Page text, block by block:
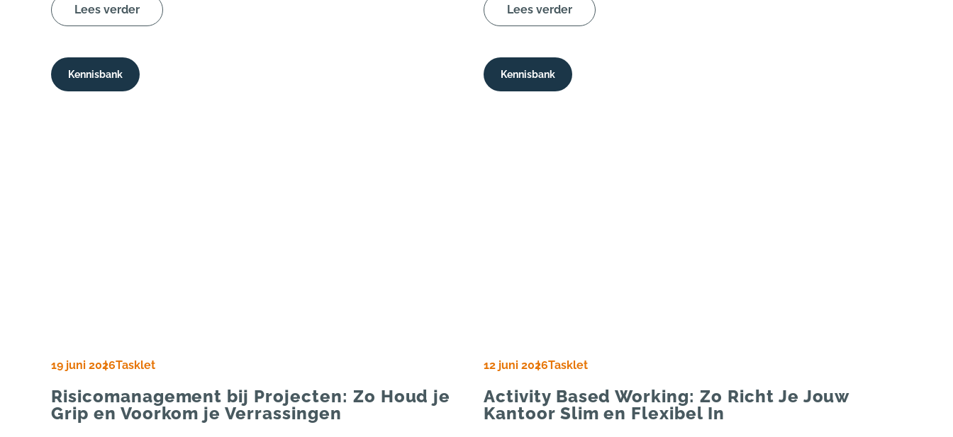
Lees verder Lees verder
Kennisbank
19 juni 2026Tasklet
Risicomanagement bij Projecten: Zo Houd je
Grip en Voorkom je Verrassingen
Kennisbank
12 juni 2026Tasklet
Activity Based Working: Zo Richt Je Jouw
Kantoor Slim en Flexibel In